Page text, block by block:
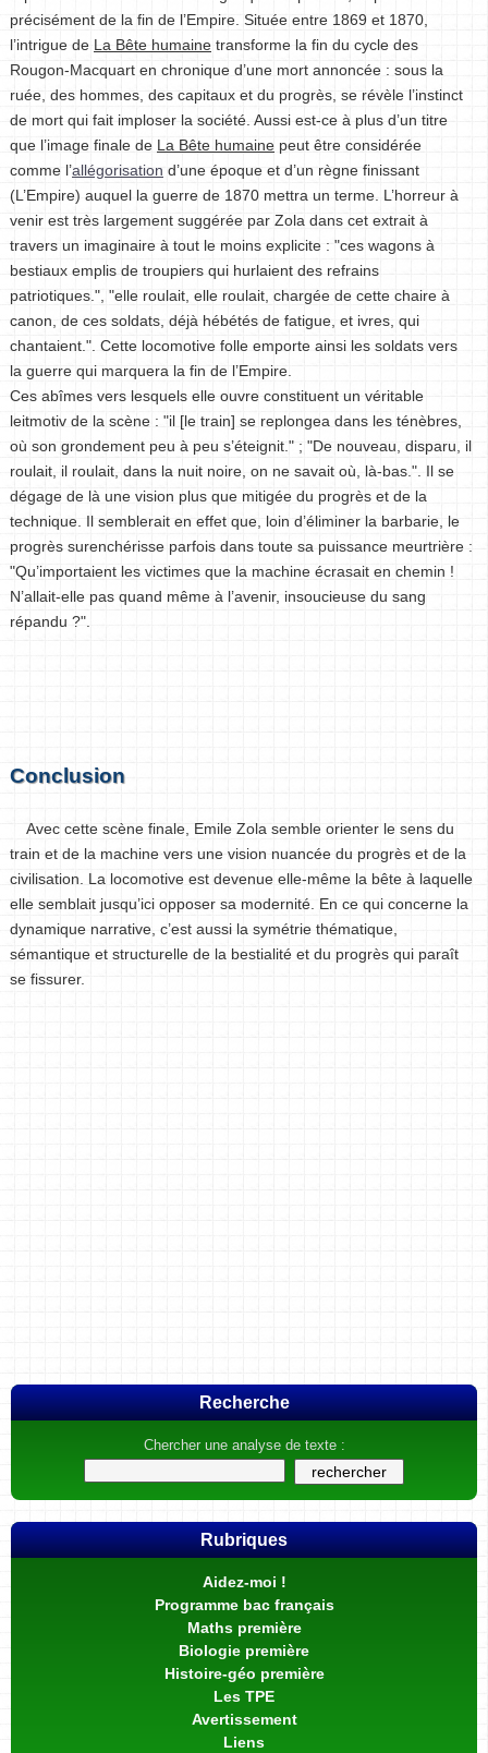
Recherche
Chercher une analyse de texte :
Rubriques
Aidez-moi !
Programme bac français
Maths première
Biologie première
Histoire-géo première
Les TPE
Avertissement
Liens
précisément de la fin de l’Empire. Située entre 1869 et 1870,
l’intrigue de La Bête humaine transforme la fin du cycle des
Rougon-Macquart en chronique d’une mort annoncée : sous la
ruée, des hommes, des capitaux et du progrès, se révèle l’instinct
de mort qui fait imploser la société. Aussi est-ce à plus d’un titre
que l’image finale de La Bête humaine peut être considérée
comme l’allégorisation d’une époque et d’un règne finissant
(L’Empire) auquel la guerre de 1870 mettra un terme. L’horreur à
venir est très largement suggérée par Zola dans cet extrait à
travers un imaginaire à tout le moins explicite : "ces wagons à
bestiaux emplis de troupiers qui hurlaient des refrains
patriotiques.", "elle roulait, elle roulait, chargée de cette chaire à
canon, de ces soldats, déjà hébétés de fatigue, et ivres, qui
chantaient.". Cette locomotive folle emporte ainsi les soldats vers
la guerre qui marquera la fin de l’Empire.
Ces abîmes vers lesquels elle ouvre constituent un véritable
leitmotiv de la scène : "il [le train] se replongea dans les ténèbres,
où son grondement peu à peu s’éteignit." ; "De nouveau, disparu, il
roulait, il roulait, dans la nuit noire, on ne savait où, là-bas.". Il se
dégage de là une vision plus que mitigée du progrès et de la
technique. Il semblerait en effet que, loin d’éliminer la barbarie, le
progrès surenchérisse parfois dans toute sa puissance meurtrière :
"Qu’importaient les victimes que la machine écrasait en chemin !
N’allait-elle pas quand même à l’avenir, insoucieuse du sang
répandu ?".
Conclusion
Avec cette scène finale, Emile Zola semble orienter le sens du
train et de la machine vers une vision nuancée du progrès et de la
civilisation. La locomotive est devenue elle-même la bête à laquelle
elle semblait jusqu’ici opposer sa modernité. En ce qui concerne la
dynamique narrative, c’est aussi la symétrie thématique,
sémantique et structurelle de la bestialité et du progrès qui paraît
se fissurer.